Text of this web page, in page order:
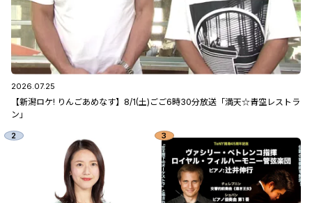
2026.07.25
【新潟ロケ! りんごあめなす】8/1(土)ごご6時30分放送「満天☆青空レストラ
ン」